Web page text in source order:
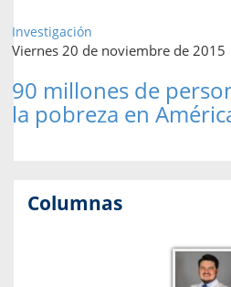
Investigación
Viernes 20 de noviembre de 2015
90 millones de
la pobreza en
Columnas